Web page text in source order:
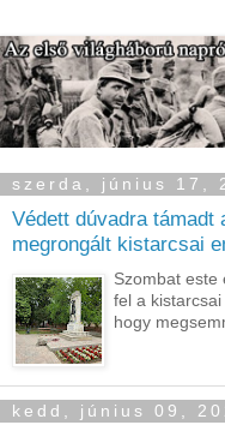
szerda, június 17,
Védett dúvadra támadt
megrongált kistarcsai
Szombat este
fel a
hogy
kedd, június 09,